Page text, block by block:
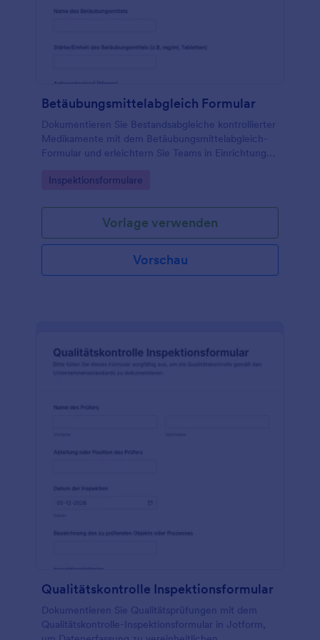
Betäubungsmittelabgleich Formular
Dokumentieren Sie Bestandsabgleiche kontrollierter
Medikamente mit dem Betäubungsmittelabgleich-
Formular und erleichtern Sie Teams in Einrichtungen
jeder Formularantwort mit Jotform.
Go to Category:
Inspektionsformulare
Vorlage verwenden
Vorschau
Qualitätskontrolle Inspektionsformular
Dokumentieren Sie Qualitätsprüfungen mit dem
Qualitätskontrolle-Inspektionsformular in Jotform,